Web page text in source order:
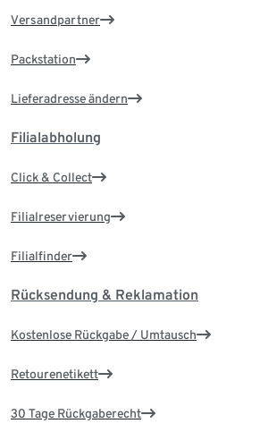
Versandpartner
Packstation
Lieferadresse ändern
Filialabholung
Click & Collect
Filialreservierung
Filialfinder
Rücksendung & Reklamation
Kostenlose Rückgabe / Umtausch
Retourenetikett
30 Tage Rückgaberecht